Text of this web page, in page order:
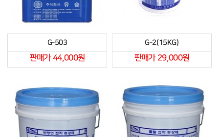
G-503
판매가 44,000원
G-2(15KG)
판매가 29,000원